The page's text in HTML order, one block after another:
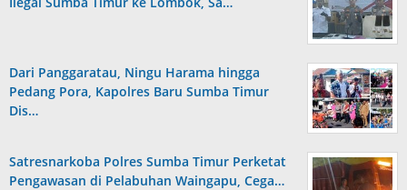
Dari Panggaratau, Ningu Harama hingga
Pedang Pora, Kapolres Baru Sumba Timur
Dis…
Satresnarkoba Polres Sumba Timur Perketat
Pengawasan di Pelabuhan Waingapu, Cega…